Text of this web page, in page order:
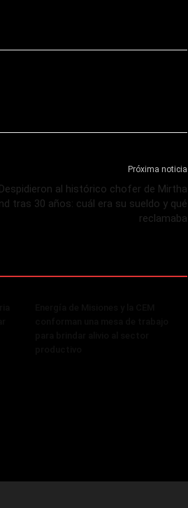
Próxima noticia
Despidieron al histórico chofer de Mirtha
tras 30 años: cuál era su sueldo y qué
reclamaba